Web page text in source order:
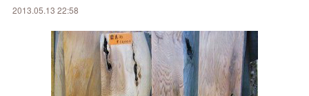
2013.05.13 22:58